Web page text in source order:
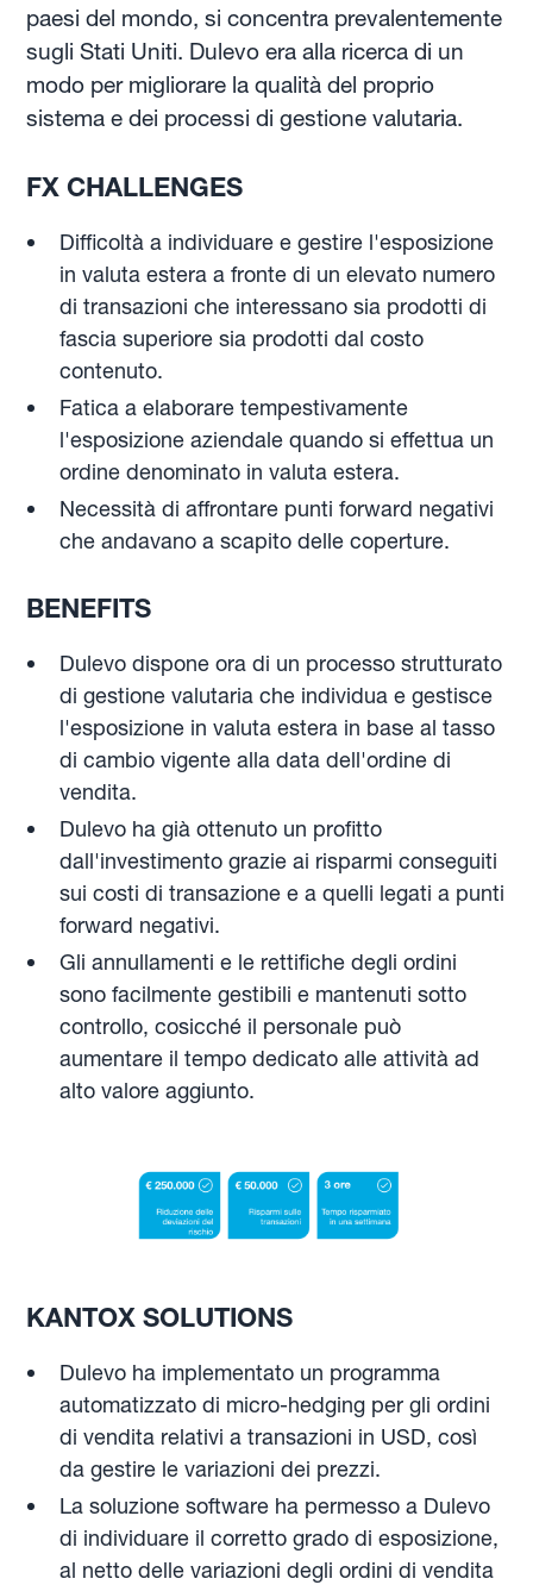
paesi del mondo, si concentra prevalentemente
sugli Stati Uniti. Dulevo era alla ricerca di un
modo per migliorare la qualità del proprio
sistema e dei processi di gestione valutaria.
FX CHALLENGES
Difficoltà a individuare e gestire l'esposizione
in valuta estera a fronte di un elevato numero
di transazioni che interessano sia prodotti di
fascia superiore sia prodotti dal costo
contenuto.
Fatica a elaborare tempestivamente
l'esposizione aziendale quando si effettua un
ordine denominato in valuta estera.
Necessità di affrontare punti forward negativi
che andavano a scapito delle coperture.
BENEFITS
Dulevo dispone ora di un processo strutturato
di gestione valutaria che individua e gestisce
l'esposizione in valuta estera in base al tasso
di cambio vigente alla data dell'ordine di
vendita.
Dulevo ha già ottenuto un profitto
dall'investimento grazie ai risparmi conseguiti
sui costi di transazione e a quelli legati a punti
forward negativi.
Gli annullamenti e le rettifiche degli ordini
sono facilmente gestibili e mantenuti sotto
controllo, cosicché il personale può
aumentare il tempo dedicato alle attività ad
alto valore aggiunto.
KANTOX SOLUTIONS
Dulevo ha implementato un programma
automatizzato di micro-hedging per gli ordini
di vendita relativi a transazioni in USD, così
da gestire le variazioni dei prezzi.
La soluzione software ha permesso a Dulevo
di individuare il corretto grado di esposizione,
al netto delle variazioni degli ordini di vendita